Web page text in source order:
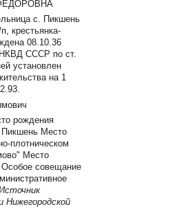
с. Пикшень
крестьянка-
08.10.36
СССР по ст.
установлен
на 1
рождения
Место
плотническом
Место
Особое совещание
Нижегородской